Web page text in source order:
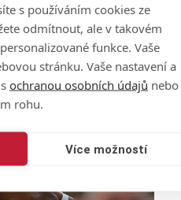
s používáním cookies ze
odmítnout, ale v takovém
funkce. Vaše
stránku. Vaše nastavení a
ochranou osobních údajů nebo
rohu.
Více možností